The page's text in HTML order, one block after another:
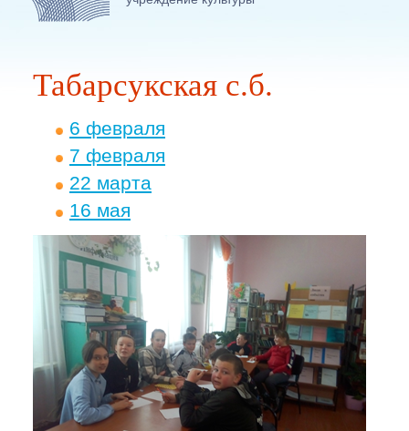
Табарсукская с.б.
6 февраля
7 февраля
22 марта
16 мая